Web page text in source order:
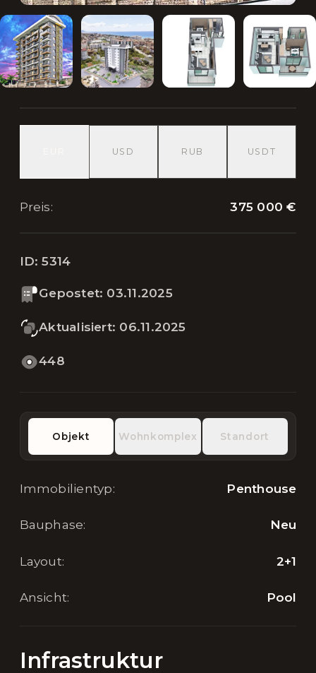
USD RUB USDT
Preis: 375 000 €
ID:5314
Gepostet: 03.11.2025
Aktualisiert: 06.11.2025
448
Objekt Wohnkomplex Standort
Immobilientyp: Penthouse
Bauphase: Neu
Layout: 2+1
Ansicht: Pool
Infrastruktur